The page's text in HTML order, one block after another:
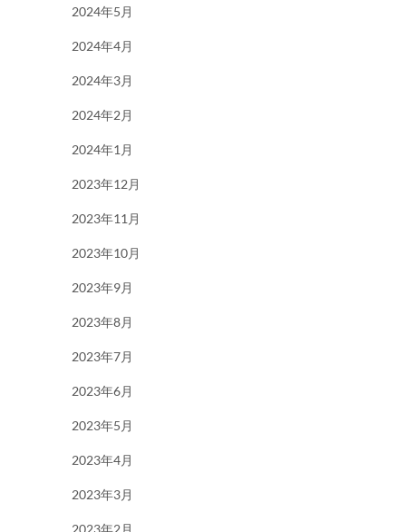
2024年5月
2024年4月
2024年3月
2024年2月
2024年1月
2023年12月
2023年11月
2023年10月
2023年9月
2023年8月
2023年7月
2023年6月
2023年5月
2023年4月
2023年3月
2023年2月